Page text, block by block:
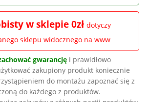
w sklepie 0zł dotyczy
sklepu widocznego na www
gwarancję i prawidłowo
zakupiony produkt koniecznie
do montażu zapoznać się z
do każdego z produktów.